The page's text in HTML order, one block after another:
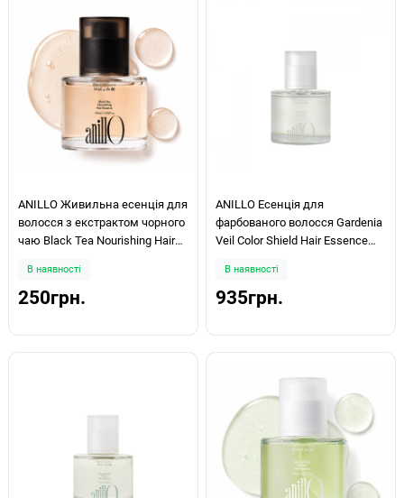
ANILLO Живильна есенція для
волосся з екстрактом чорного
чаю Black Tea Nourishing Hair
В наявності
250грн.
ANILLO Есенція для
фарбованого волосся Gardenia
Veil Color Shield Hair Essence
В наявності
935грн.